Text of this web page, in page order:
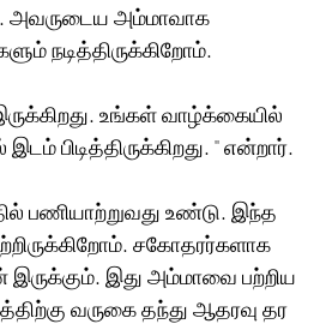
அவருடைய அம்மாவாக
நடித்திருக்கிறோம்.
உங்கள் வாழ்க்கையில்
பிடித்திருக்கிறது. '' என்றார்.
பணியாற்றுவது உண்டு. இந்த
சகோதரர்களாக
இது அம்மாவை பற்றிய
வருகை தந்து ஆதரவு தர